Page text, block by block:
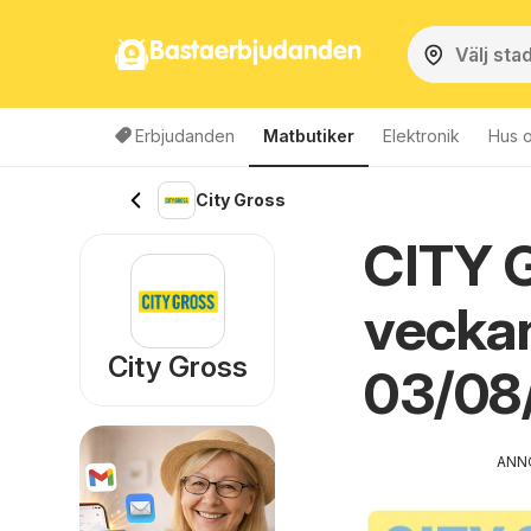
Bastaerbjudanden
Erbjudanden Matbutiker Elektronik Hus
City Gross
CITY
03/
City Gross